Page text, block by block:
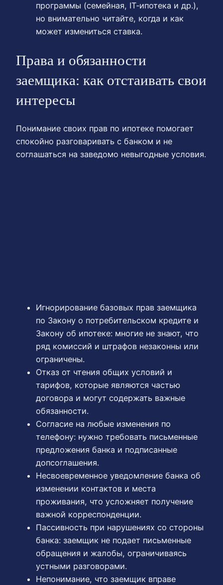
программы (семейная, IT‑ипотека и др.),
но внимательно читайте, когда и как
может измениться ставка.
Права и обязанности
заемщика: как отстаивать свои
интересы
Понимание своих прав по ипотеке помогает
спокойно разговаривать с банком и не
соглашаться на заведомо невыгодные условия.
Игнорирование базовых прав заемщика
по Закону о потребительском кредите и
Закону об ипотеке: многие не знают, что
ряд комиссий и штрафов незаконны или
ограничены.
Отказ от чтения общих условий и
тарифов, которые являются частью
договора и могут содержать важные
обязанности.
Согласие на любые изменения по
телефону: нужно требовать письменные
предложения банка и подписанные
допсоглашения.
Несвоевременное уведомление банка об
изменении контактов и места
проживания, что усложняет получение
важной корреспонденции.
Пассивность при нарушениях со стороны
банка: заемщик не подает письменные
обращения и жалобы, ограничиваясь
устными разговорами.
Непонимание, что заемщик вправе